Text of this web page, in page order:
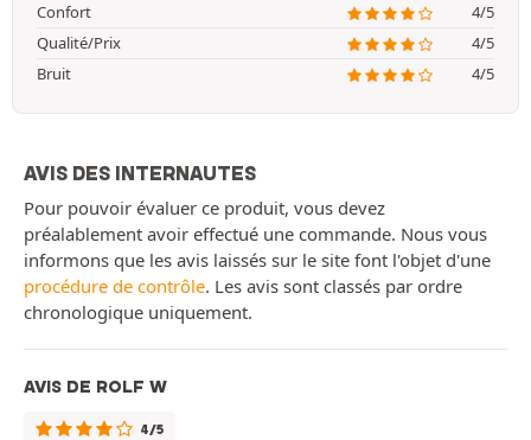
Confort
4/5
Qualité/Prix
4/5
Bruit
4/5
AVIS DES INTERNAUTES
Pour pouvoir évaluer ce produit, vous devez
préalablement avoir effectué une commande. Nous vous
informons que les avis laissés sur le site font l'objet d'une
procédure de contrôle. Les avis sont classés par ordre
chronologique uniquement.
AVIS DE ROLF W
4/5